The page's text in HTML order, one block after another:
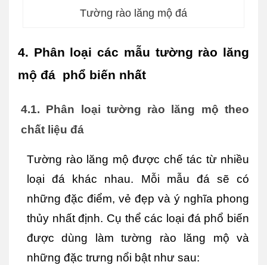
Tường rào lăng mộ đá
4. Phân loại các mẫu tường rào lăng
mộ đá  phổ biến nhất
4.1. Phân loại tường rào lăng mộ theo
chất liệu đá
Tường rào lăng mộ được chế tác từ nhiều
loại đá khác nhau. Mỗi mẫu đá sẽ có
những đặc điểm, vẻ đẹp và ý nghĩa phong
thủy nhất định. Cụ thể các loại đá phổ biến
được dùng làm tường rào lăng mộ và
những đặc trưng nổi bật như sau: